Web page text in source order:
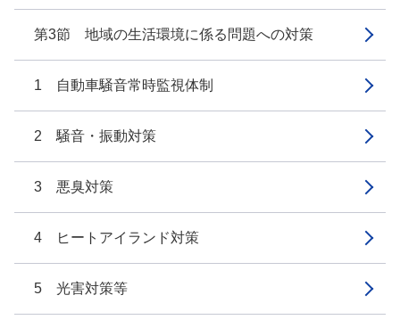
第3節 地域の生活環境に係る問題への対策
1 自動車騒音常時監視体制
2 騒音・振動対策
3 悪臭対策
4 ヒートアイランド対策
5 光害対策等